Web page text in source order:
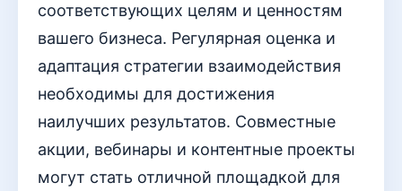
соответствующих целям и ценностям
вашего бизнеса. Регулярная оценка и
адаптация стратегии взаимодействия
необходимы для достижения
наилучших результатов. Совместные
акции, вебинары и контентные проекты
могут стать отличной площадкой для